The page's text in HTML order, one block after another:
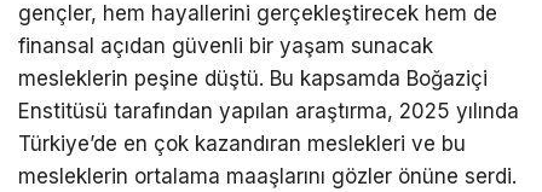
gençler, hem hayallerini gerçekleştirecek hem de
finansal açıdan güvenli bir yaşam sunacak
mesleklerin peşine düştü. Bu kapsamda Boğaziçi
Enstitüsü tarafından yapılan araştırma, 2025 yılında
Türkiye’de en çok kazandıran meslekleri ve bu
mesleklerin ortalama maaşlarını gözler önüne serdi.